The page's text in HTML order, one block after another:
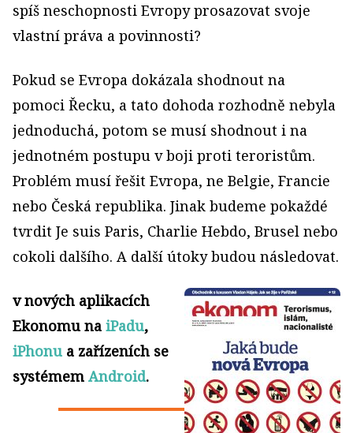
spíš neschopnosti Evropy prosazovat svoje
vlastní práva a povinnosti?
Pokud se Evropa dokázala shodnout na
pomoci Řecku, a tato dohoda rozhodně nebyla
jednoduchá, potom se musí shodnout i na
jednotném postupu v boji proti teroristům.
Problém musí řešit Evropa, ne Belgie, Francie
nebo Česká republika. Jinak budeme pokaždé
tvrdit Je suis Paris, Charlie Hebdo, Brusel nebo
cokoli dalšího. A další útoky budou následovat.
v nových aplikacích
Ekonomu na iPadu,
iPhonu a zařízeních se
systémem Android.